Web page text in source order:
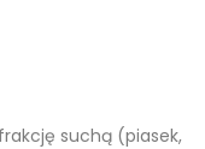
suchą (piasek,